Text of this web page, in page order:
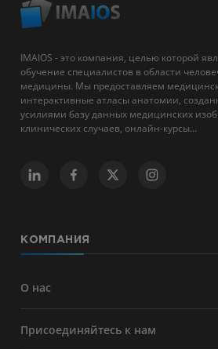
IMAIOS - это компания, целью которой
обучение специалистов в области
медицины. Мы предоставляем
интерактивные атласы анатомии,
усилиями базу данных медицинских
клинических случаев, онлайн-курсы...
КОМПАНИЯ
О нас
Присоединяйтесь к нам